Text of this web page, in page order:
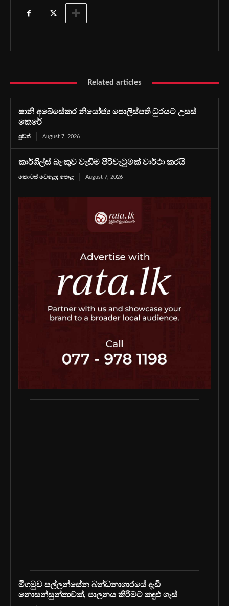
Related articles
ෂානි අබේසේකර නියෝජ්‍ය පොලිස්පති ධුරයට උසස්
කෙරේ
පුවත් August 7, 2026
කාර්ගිල්ස් බැංකුව වැඩිම පිරිවැටුමක් වාර්ථා කරයි
කොටස් වෙළෙඳ පොළ August 7, 2026
මීගමුව පල්ලන්සේන බන්ධනාගාරයේ දැඩි
නොසන්සුන්තාවක්, පාලනය කිරීමට කඳුළු ගෑස්